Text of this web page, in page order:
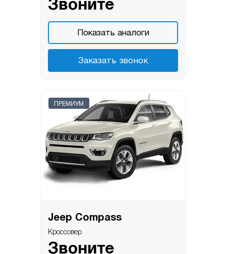
Звоните
Показать аналоги
Заказать звонок
ПРЕМИУМ
Jeep Compass
Кроссовер
Звоните